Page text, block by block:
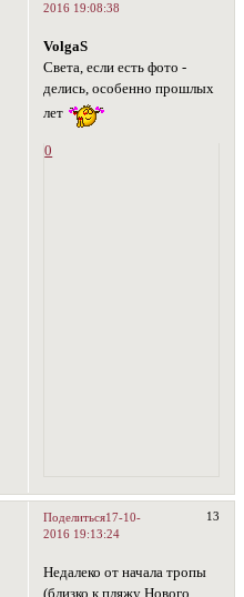
2016 19:08:38
VolgaS
Света, если есть фото -
делись, особенно прошлых
лет
0
Поделиться 13
17-10-
2016 19:13:24
Недалеко от начала тропы
(близко к пляжу Нового